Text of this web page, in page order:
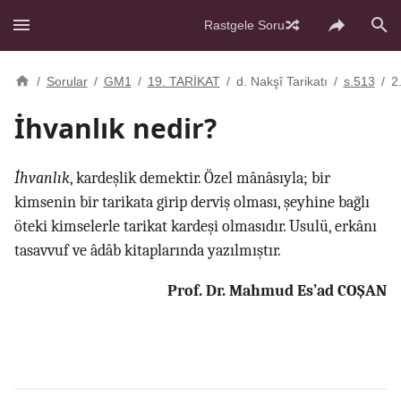
Rastgele Soru
/ Sorular / GM1 / 19. TARİKAT / d. Nakşî Tarikatı / s.513 /
İhvanlık nedir?
İhvanlık, kardeşlik demektir. Özel mânâsıyla; bir
kimsenin bir tarikata girip derviş olması, şeyhine bağlı
öteki kimselerle tarikat kardeşi olmasıdır. Usulü, erkânı
tasavvuf ve âdâb kitaplarında yazılmıştır.
Prof. Dr. Mahmud Es’ad COŞAN